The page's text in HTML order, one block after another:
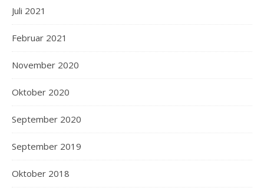
Juli 2021
Februar 2021
November 2020
Oktober 2020
September 2020
September 2019
Oktober 2018